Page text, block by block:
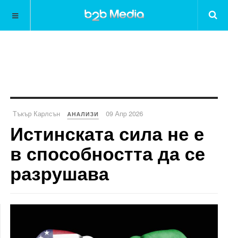
Тъкър Карлсън АНАЛИЗИ 09 Апр 2026
Истинската сила не е
в способността да се
разрушава